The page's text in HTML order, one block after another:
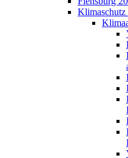
Klimaschutz